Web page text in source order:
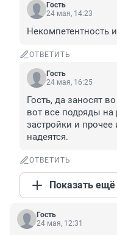
Гость
24 мая, 14:23
Некомпетентность
ОТВЕТИТЬ
Гость
24 мая, 16:25
Гость, да заносят
вот все подряды на
застройки и прочее
надеятся.
ОТВЕТИТЬ
Показать ещё
Гость
24 мая, 12:31